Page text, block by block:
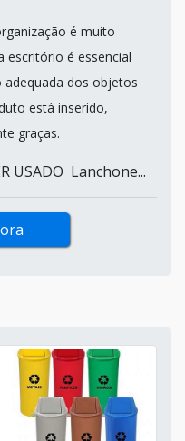
é muito
escritório é essencial
dos objetos
está inserido,
graças.
USADO Lanchone...